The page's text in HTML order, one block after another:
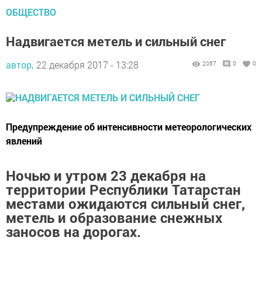
ОБЩЕСТВО
Надвигается метель и сильный снег
автор, 22 декабря 2017 - 13:28 2057 0 0
Предупреждение об интенсивности метеорологических
явлений
Ночью и утром 23 декабря на
территории Республики Татарстан
местами ожидаются сильный снег,
метель и образование снежных
заносов на дорогах.